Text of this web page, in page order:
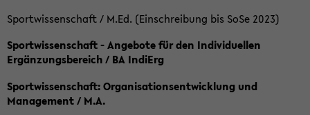
Sportwissenschaft / M.Ed. (Einschreibung bis SoSe 2023)
Sportwissenschaft - Angebote für den Individuellen
Ergänzungsbereich / BA IndiErg
Sportwissenschaft: Organisationsentwicklung und
Management / M.A.